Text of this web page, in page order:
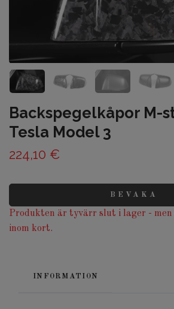
Backspegelkåpor M-
Tesla Model 3
224,10 €
BEVAKA
Produkten är tyvärr slut i lager - men
inom kort.
INFORMATION